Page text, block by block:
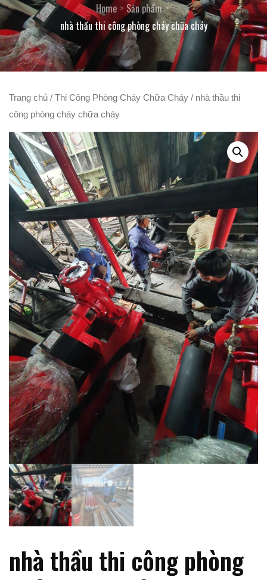
Home
Sản phẩm
nhà thầu thi công phòng cháy chữa cháy
Trang chủ / Thi Công Phòng Cháy Chữa Cháy / nhà thầu thi
công phòng cháy chữa cháy
nhà thầu thi công phòng